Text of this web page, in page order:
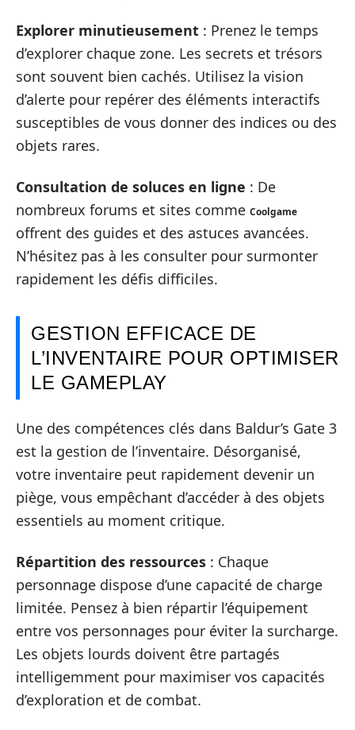
Explorer minutieusement : Prenez le temps
d’explorer chaque zone. Les secrets et trésors
sont souvent bien cachés. Utilisez la vision
d’alerte pour repérer des éléments interactifs
susceptibles de vous donner des indices ou des
objets rares.
Consultation de soluces en ligne : De
nombreux forums et sites comme Coolgame
offrent des guides et des astuces avancées.
N’hésitez pas à les consulter pour surmonter
rapidement les défis difficiles.
GESTION EFFICACE DE
L’INVENTAIRE POUR OPTIMISER
LE GAMEPLAY
Une des compétences clés dans Baldur’s Gate 3
est la gestion de l’inventaire. Désorganisé,
votre inventaire peut rapidement devenir un
piège, vous empêchant d’accéder à des objets
essentiels au moment critique.
Répartition des ressources : Chaque
personnage dispose d’une capacité de charge
limitée. Pensez à bien répartir l’équipement
entre vos personnages pour éviter la surcharge.
Les objets lourds doivent être partagés
intelligemment pour maximiser vos capacités
d’exploration et de combat.